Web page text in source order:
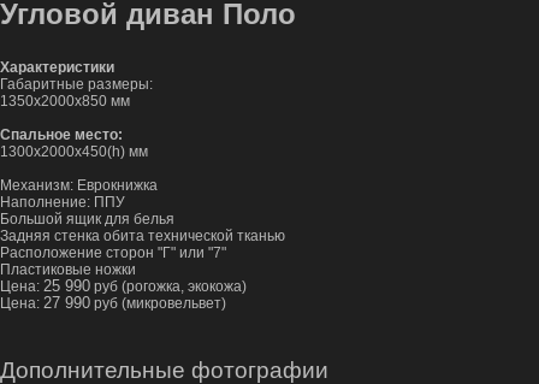
Угловой диван Поло
Характеристики
Габаритные размеры:
1350х2000х850 мм
Спальное место:
1300х2000х450(h) мм
Механизм: Еврокнижка
Наполнение: ППУ
Большой ящик для белья
Задняя стенка обита технической тканью
Расположение сторон "Г" или "7"
Пластиковые ножки
Цена: 25 990 руб (рогожка, экокожа)
Цена: 27 990 руб (микровельвет)
Дополнительные фотографии